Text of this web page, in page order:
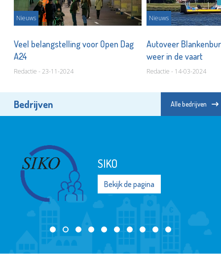
Nieuws
Veel belangstelling voor Open Dag
A24
Redactie - 23-11-2024
Nieuws
Autoveer
weer in de vaart
Redactie - 14-03-2024
Bedrijven Alle bedrijven
SIKO
Bekijk de pagina